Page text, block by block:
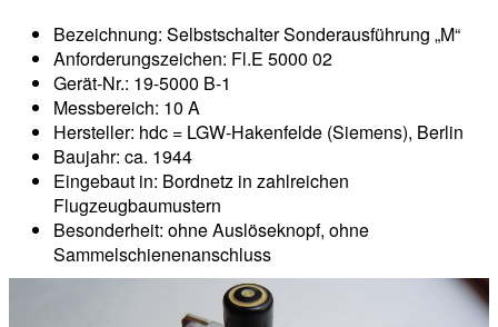
Bezeichnung: Selbstschalter Sonderausführung „M“
Anforderungszeichen: Fl.E 5000 02
Gerät-Nr.: 19-5000 B-1
Messbereich: 10 A
Hersteller: hdc = LGW-Hakenfelde (Siemens), Berlin
Baujahr: ca. 1944
Eingebaut in: Bordnetz in zahlreichen
Flugzeugbaumustern
Besonderheit: ohne Auslöseknopf, ohne
Sammelschienenanschluss